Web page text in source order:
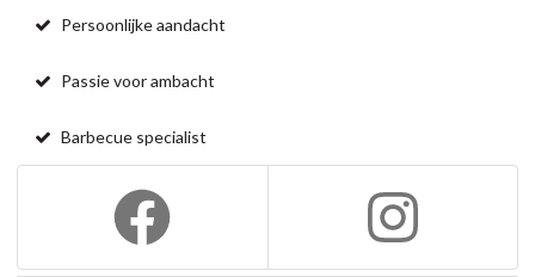
Persoonlijke aandacht
Passie voor ambacht
Barbecue specialist